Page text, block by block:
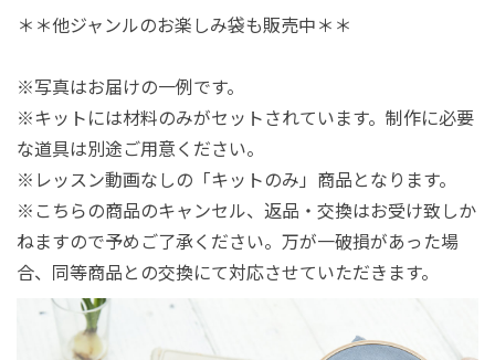
＊＊他ジャンルのお楽しみ袋も販売中＊＊
※写真はお届けの一例です。
※キットには材料のみがセットされています。制作に必要
な道具は別途ご用意ください。
※レッスン動画なしの「キットのみ」商品となります。
※こちらの商品のキャンセル、返品・交換はお受け致しか
ねますので予めご了承ください。万が一破損があった場
合、同等商品との交換にて対応させていただきます。